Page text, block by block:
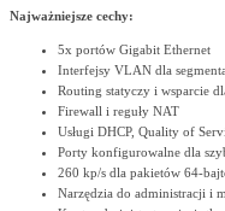
Najważniejsze cechy:
5x portów Gigabit Ethernet
Interfejsy VLAN dla
Routing statyczy i wsparcie
Firewall i reguły NAT
Usługi DHCP, Quality of
Porty konfigurowalne dla
260 kp/s dla pakietów 64-
Narzędzia do administracji i